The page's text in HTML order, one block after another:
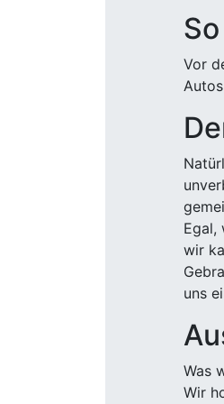
Vor
Egal,
wir
uns
Was
Wir